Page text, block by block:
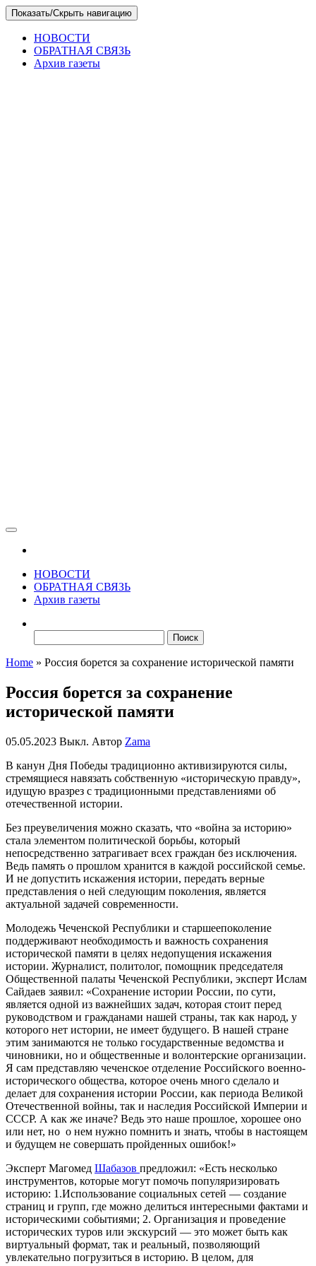
Skip
to
content
Показать/Скрыть навигацию
НОВОСТИ
ОБРАТНАЯ СВЯЗЬ
Архив газеты
НОВОСТИ
ОБРАТНАЯ СВЯЗЬ
Архив газеты
Home » Россия борется за сохранение исторической памяти
Россия борется за сохранение
исторической памяти
05.05.2023 Выкл. Автор Zama
В канун Дня Победы традиционно активизируются силы,
стремящиеся навязать собственную «историческую правду»,
идущую вразрез с традиционными представлениями об
отечественной истории.
Без преувеличения можно сказать, что «война за историю»
стала элементом политической борьбы, который
непосредственно затрагивает всех граждан без исключения.
Ведь память о прошлом хранится в каждой российской семье.
И не допустить искажения истории, передать верные
представления о ней следующим поколения, является
актуальной задачей современности.
Молодежь Чеченской Республики и старшеепоколение
поддерживают необходимость и важность сохранения
исторической памяти в целях недопущения искажения
истории. Журналист, политолог, помощник председателя
Общественной палаты Чеченской Республики, эксперт Ислам
Сайдаев заявил: «Сохранение истории России, по сути,
является одной из важнейших задач, которая стоит перед
руководством и гражданами нашей страны, так как народ, у
которого нет истории, не имеет будущего. В нашей стране
этим занимаются не только государственные ведомства и
чиновники, но и общественные и волонтерские организации.
Я сам представляю чеченское отделение Российского военно-
исторического общества, которое очень много сделало и
делает для сохранения истории России, как периода Великой
Отечественной войны, так и наследия Российской Империи и
СССР. А как же иначе? Ведь это наше прошлое, хорошее оно
или нет, но о нем нужно помнить и знать, чтобы в настоящем
и будущем не совершать пройденных ошибок!»
Эксперт Магомед Шабазов предложил: «Есть несколько
инструментов, которые могут помочь популяризировать
историю: 1.Использование социальных сетей — создание
страниц и групп, где можно делиться интересными фактами и
историческими событиями; 2. Организация и проведение
исторических туров или экскурсий — это может быть как
виртуальный формат, так и реальный, позволяющий
увлекательно погрузиться в историю. В целом, для